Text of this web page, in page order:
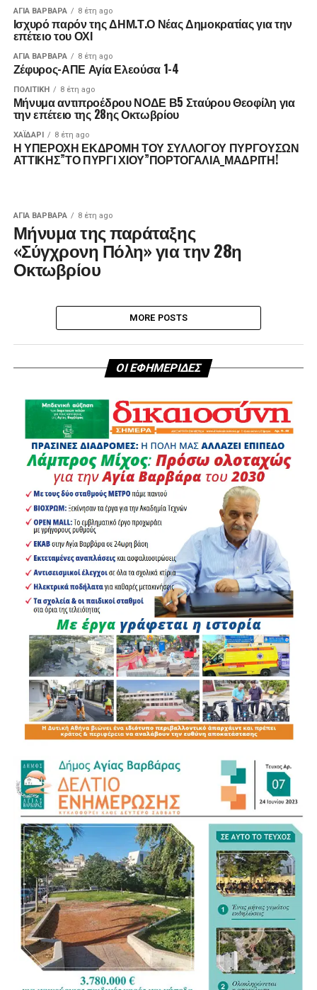
ΑΓΙΑ ΒΑΡΒΑΡΑ 8 έτη ago
Ισχυρό παρόν της ΔΗΜ.Τ.Ο Νέας Δημοκρατίας για την
επέτειο του ΟΧΙ
ΑΓΙΑ ΒΑΡΒΑΡΑ 8 έτη ago
Ζέφυρος-ΑΠΕ Αγία Ελεούσα 1-4
ΠΟΛΙΤΙΚΉ 8 έτη ago
Μήνυμα αντιπροέδρου ΝΟΔΕ Β5 Σταύρου Θεοφίλη για
την επέτειο της 28ης Οκτωβρίου
ΧΑΪΔΑΡΙ 8 έτη ago
Η ΥΠΕΡΟΧΗ ΕΚΔΡΟΜΗ ΤΟΥ ΣΥΛΛΟΓΟΥ ΠΥΡΓΟΥΣΩΝ
ΑΤΤΙΚΗΣ”ΤΟ ΠΥΡΓΙ ΧΙΟΥ”ΠΟΡΤΟΓΑΛΙΑ_ΜΑΔΡΙΤΗ!
ΑΓΙΑ ΒΑΡΒΑΡΑ 8 έτη ago
Μήνυμα της παράταξης
«Σύγχρονη Πόλη» για την 28η
Οκτωβρίου
MORE POSTS
ΟΙ ΕΦΗΜΕΡΙΔΕΣ